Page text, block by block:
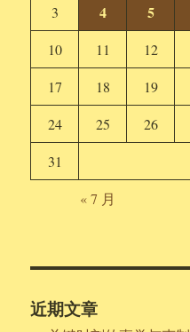
3 4 5
10
11 12
17
18 19
24
25 26
31
« 7 月
近期文章